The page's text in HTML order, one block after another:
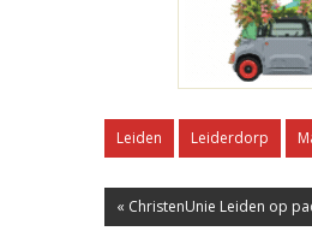
Leiden Leiderdorp
« ChristenUnie Leiden op